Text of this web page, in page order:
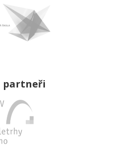
partneři